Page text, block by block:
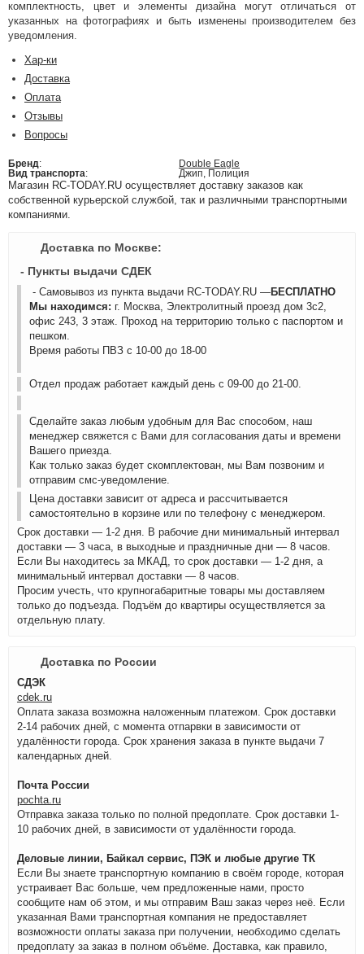
комплектность, цвет и элементы дизайна могут отличаться от
указанных на фотографиях и быть изменены производителем без
уведомления.
Хар-ки
Доставка
Оплата
Отзывы
Вопросы
Бренд:
Double Eagle
Вид транспорта: Джип, Полиция
Магазин RC-TODAY.RU осуществляет доставку заказов как
собственной курьерской службой, так и различными транспортными
компаниями.
Доставка по Москве:
- Пункты выдачи СДЕК
- Самовывоз из пункта выдачи RC-TODAY.RU —БЕСПЛАТНО
Мы находимся: г. Москва, Электролитный проезд дом 3с2,
офис 243, 3 этаж. Проход на территорию только с паспортом и
пешком.
Время работы ПВЗ с 10-00 до 18-00
Отдел продаж работает каждый день с 09-00 до 21-00.
Сделайте заказ любым удобным для Вас способом, наш
менеджер свяжется с Вами для согласования даты и времени
Вашего приезда.
Как только заказ будет скомплектован, мы Вам позвоним и
отправим смс-уведомление.
Цена доставки зависит от адреса и рассчитывается
самостоятельно в корзине или по телефону с менеджером.
Срок доставки — 1-2 дня. В рабочие дни минимальный интервал
доставки — 3 часа, в выходные и праздничные дни — 8 часов.
Если Вы находитесь за МКАД, то срок доставки — 1-2 дня, а
минимальный интервал доставки — 8 часов.
Просим учесть, что крупногабаритные товары мы доставляем
только до подъезда. Подъём до квартиры осуществляется за
отдельную плату.
Доставка по России
СДЭК
cdek.ru
Оплата заказа возможна наложенным платежом. Срок доставки
2-14 рабочих дней, с момента отпарвки в зависимости от
удалённости города. Срок хранения заказа в пункте выдачи 7
календарных дней.
Почта России
pochta.ru
Отправка заказа только по полной предоплате. Срок доставки 1-
10 рабочих дней, в зависимости от удалённости города.
Деловые линии, Байкал сервис, ПЭК и любые другие ТК
Если Вы знаете транспортную компанию в своём городе, которая
устраивает Вас больше, чем предложенные нами, просто
сообщите нам об этом, и мы отправим Ваш заказ через неё. Если
указанная Вами транспортная компания не предоставляет
возможности оплаты заказа при получении, необходимо сделать
предоплату за заказ в полном объёме. Доставка, как правило,